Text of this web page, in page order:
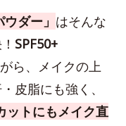
ダー」 はそんな
SPF50+
ら、メイクの上
皮脂にも強く、
ットにもメイク直